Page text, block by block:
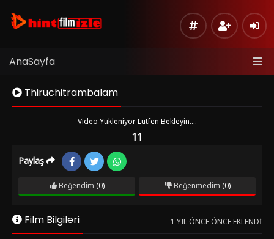
AnaSayfa
Thiruchitrambalam
Video Yükleniyor Lütfen Bekleyin....
11
FRAGMAN
ALTYZ
Fembed
Bildir
Paylaş
Beğendim (0) Beğenmedim (0)
Film Bilgileri 1 YIL ÖNCE ÖNCE EKLENDI